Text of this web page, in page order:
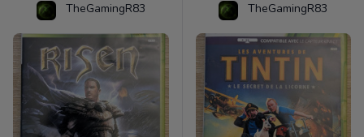
TheGamingR83 TheGamingR83